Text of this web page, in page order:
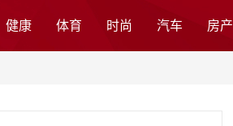
健康 体育 时尚 汽车 房产